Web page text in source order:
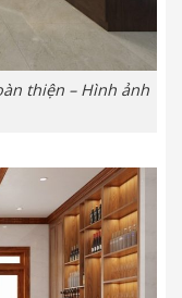
thiện – Hình ảnh